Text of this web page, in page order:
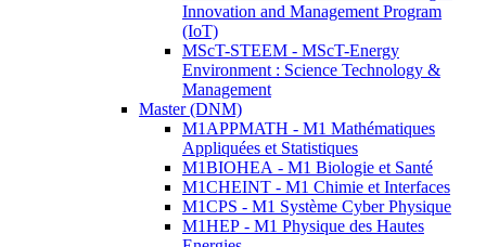
Innovation and Management Program
(IoT)
MScT-STEEM - MScT-Energy
Environment : Science Technology &
Management
Master (DNM)
M1APPMATH - M1 Mathématiques
Appliquées et Statistiques
M1BIOHEA - M1 Biologie et Santé
M1CHEINT - M1 Chimie et Interfaces
M1CPS - M1 Système Cyber Physique
M1HEP - M1 Physique des Hautes